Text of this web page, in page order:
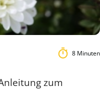
8 Minuten
zum